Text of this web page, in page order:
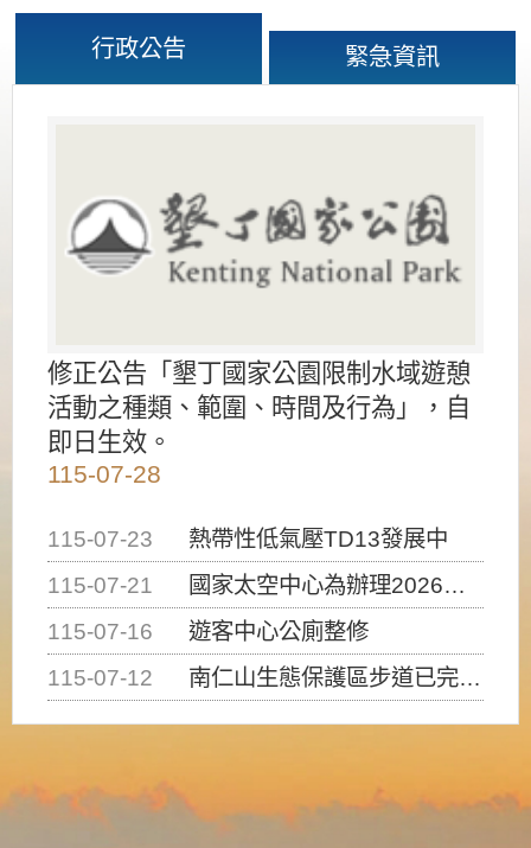
行政公告 緊急資訊
修正公告「墾丁國家公園限制水域遊憩
活動之種類、範圍、時間及行為」，自
即日生效。
115-07-28
115-07-23
熱帶性低氣壓TD13發展中
115-07-21
國家太空中心為辦理2026台灣盃火箭競賽，陸、海、空域警戒及協調相關事宜，因颱風備案事宜
115-07-16
遊客中心公廁整修
115-07-12
南仁山生態保護區步道已完成修復，自115年7月13日（星期一）起恢復開放入園，歡迎民眾依規定申請入園....